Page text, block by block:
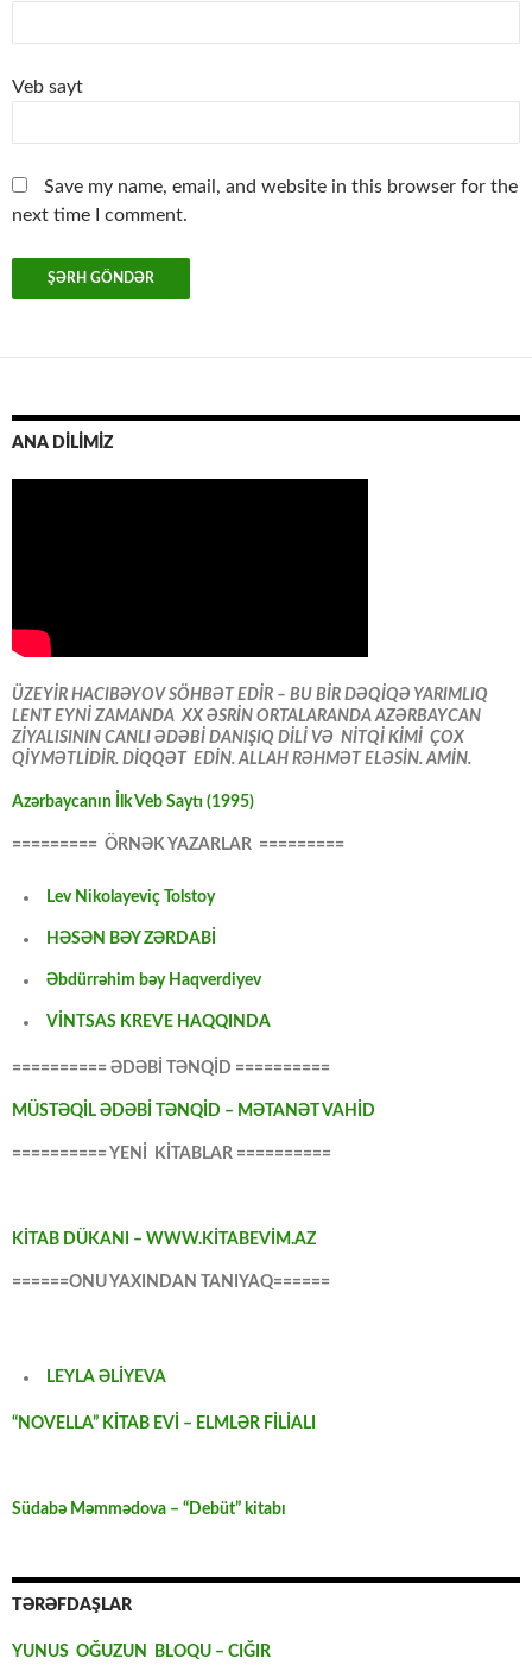
Veb sayt
Save my name, email, and website in this browser for the
next time I comment.
ANA DİLİMİZ
ÜZEYİR HACIBƏYOV SÖHBƏT EDİR – BU BİR DƏQİQƏ YARIMLIQ
LENT EYNİ ZAMANDA XX ƏSRİN ORTALARANDA AZƏRBAYCAN
ZİYALISININ CANLI ƏDƏBİ DANIŞIQ DİLİ VƏ NİTQİ KİMİ ÇOX
QİYMƏTLİDİR. DİQQƏT EDİN. ALLAH RƏHMƏT ELƏSİN. AMİN.
Azərbaycanın İlk Veb Saytı (1995)
========= ÖRNƏK YAZARLAR =========
Lev Nikolayeviç Tolstoy
HƏSƏN BƏY ZƏRDABİ
Əbdürrəhim bəy Haqverdiyev
VİNTSAS KREVE HAQQINDA
========== ƏDƏBİ TƏNQİD ==========
MÜSTƏQİL ƏDƏBİ TƏNQİD – MƏTANƏT VAHİD
========== YENİ KİTABLAR ==========
KİTAB DÜKANI – WWW.KİTABEVİM.AZ
======ONU YAXINDAN TANIYAQ======
LEYLA ƏLİYEVA
“NOVELLA” KİTAB EVİ – ELMLƏR FİLİALI
Südabə Məmmədova – “Debüt” kitabı
TƏRƏFDAŞLAR
YUNUS OĞUZUN BLOQU – CIĞIR